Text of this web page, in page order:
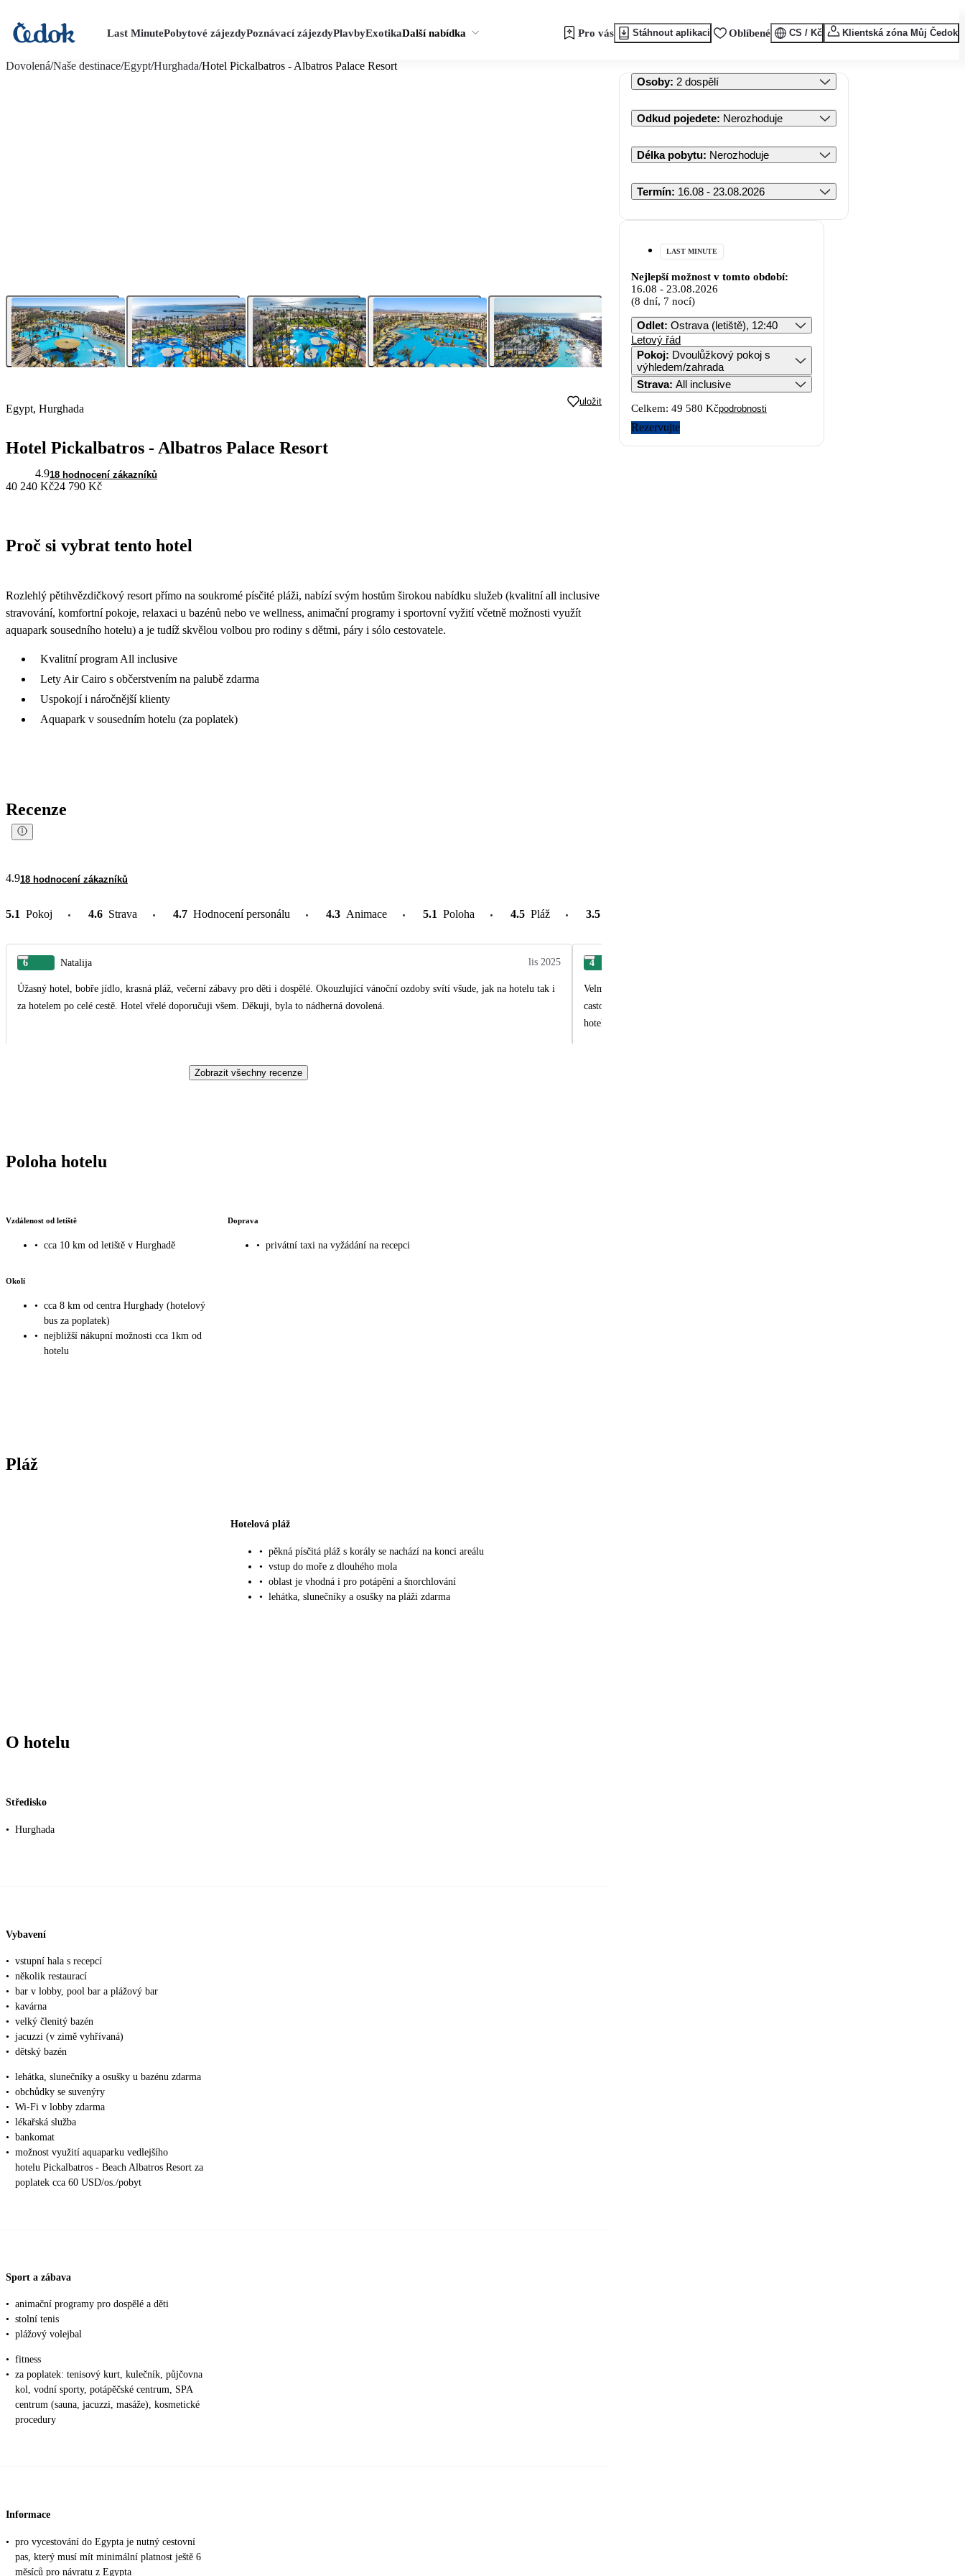
Last MinutePobytové zájezdyPoznávací zájezdyPlavbyExotikaDalší nabídka Pro vás Stáhnout aplikaci Oblíbené CS / Kč Klientská zóna Můj Čedok
Dovolená/Naše destinace/Egypt/Hurghada/Hotel Pickalbatros - Albatros Palace Resort
Egypt, Hurghada
uložit
Hotel Pickalbatros - Albatros Palace Resort
4.918 hodnocení zákazníků
40 240 Kč24 790 Kč
Proč si vybrat tento hotel
Rozlehlý pětihvězdičkový resort přímo na soukromé písčité pláži, nabízí svým hostům širokou nabídku služeb (kvalitní all inclusive
stravování, komfortní pokoje, relaxaci u bazénů nebo ve wellness, animační programy i sportovní vyžití včetně možnosti využít
aquapark sousedního hotelu) a je tudíž skvělou volbou pro rodiny s dětmi, páry i sólo cestovatele.
Kvalitní program All inclusive
Lety Air Cairo s občerstvením na palubě zdarma
Uspokojí i náročnější klienty
Aquapark v sousedním hotelu (za poplatek)
Recenze
4.918 hodnocení zákazníků
5.1 Pokoj 4.6 Strava 4.7 Hodnocení personálu 4.3 Animace 5.1 Poloha 4.5 Pláž 3.5
6 Natalija lis 2025
Úžasný hotel, bobře jídlo, krasná pláž, večerní zábavy pro děti i dospělé. Okouzlující vánoční ozdoby svítí všude, jak na hotelu tak i
za hotelem po celé cestě. Hotel vřelé doporučuji všem. Děkuji, byla to nádherná dovolená.
4
Velmi zvlastny standard na to, ze to ma 5 hviezdiciek, hlavne co sa tyka sluzieb. Pohare
casto krat boli k dispozicii len papierove, ktore po 5 minutach zacali pretekat. To som
hotela
Zobrazit všechny recenze
Poloha hotelu
Vzdálenost od letiště
• cca 10 km od letiště v Hurghadě
Doprava
• privátní taxi na vyžádání na recepci
Okolí
• cca 8 km od centra Hurghady (hotelový
bus za poplatek)
• nejbližší nákupní možnosti cca 1km od
hotelu
Pláž
Hotelová pláž
• pěkná písčitá pláž s korály se nachází na konci areálu
• vstup do moře z dlouhého mola
• oblast je vhodná i pro potápění a šnorchlování
• lehátka, slunečníky a osušky na pláži zdarma
O hotelu
Středisko
• Hurghada
Vybavení
• vstupní hala s recepcí
• několik restaurací
• bar v lobby, pool bar a plážový bar
• kavárna
• velký členitý bazén
• jacuzzi (v zimě vyhřívaná)
• dětský bazén
• lehátka, slunečníky a osušky u bazénu zdarma
• obchůdky se suvenýry
• Wi-Fi v lobby zdarma
• lékařská služba
• bankomat
• možnost využití aquaparku vedlejšího
hotelu Pickalbatros - Beach Albatros Resort za
poplatek cca 60 USD/os./pobyt
Sport a zábava
• animační programy pro dospělé a děti
• stolní tenis
• plážový volejbal
• fitness
• za poplatek: tenisový kurt, kulečník, půjčovna
kol, vodní sporty, potápěčské centrum, SPA
centrum (sauna, jacuzzi, masáže), kosmetické
procedury
Informace
• pro vycestování do Egypta je nutný cestovní
pas, který musí mít minimální platnost ještě 6
měsíců pro návratu z Egypta
Osoby: 2 dospělí
Odkud pojedete: Nerozhoduje
Délka pobytu: Nerozhoduje
Termín: 16.08 - 23.08.2026
LAST MINUTE
Nejlepší možnost v tomto období:
16.08 - 23.08.2026
(8 dní, 7 nocí)
Odlet: Ostrava (letiště), 12:40
Letový řád
Pokoj: Dvoulůžkový pokoj s
výhledem/zahrada
Strava: All inclusive
Celkem: 49 580 Kčpodrobnosti
Rezervujte